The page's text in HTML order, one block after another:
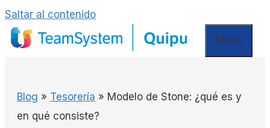
Saltar al contenido
Menú
Blog » Tesorería » Modelo de Stone: ¿qué es y
en qué consiste?